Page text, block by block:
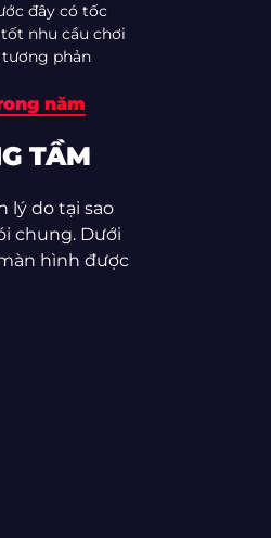
đây có tốc
nhu cầu chơi
tương phản
năm
TẦM
lý do tại sao
chung. Dưới
hình được